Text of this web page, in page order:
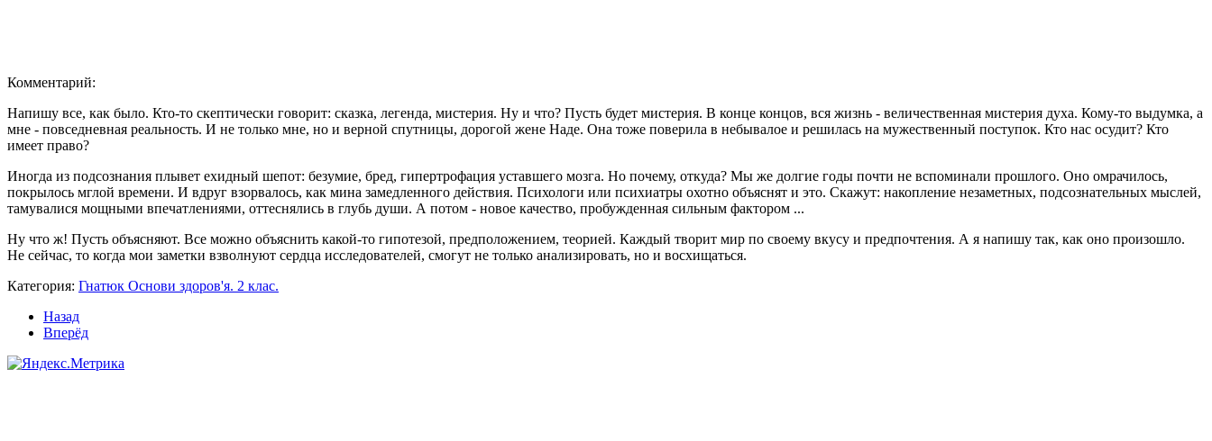
Комментарий:
Напишу все, как было. Кто-то скептически говорит: сказка, легенда, мистерия. Ну и что? Пусть будет мистерия. В конце концов, вся жизнь - величественная мистерия духа. Кому-то выдумка, а
мне - повседневная реальность. И не только мне, но и верной спутницы, дорогой жене Наде. Она тоже поверила в небывалое и решилась на мужественный поступок. Кто нас осудит? Кто
имеет право?
Иногда из подсознания плывет ехидный шепот: безумие, бред, гипертрофация уставшего мозга. Но почему, откуда? Мы же долгие годы почти не вспоминали прошлого. Оно омрачилось,
покрылось мглой времени. И вдруг взорвалось, как мина замедленного действия. Психологи или психиатры охотно объяснят и это. Скажут: накопление незаметных, подсознательных мыслей,
тамувалися мощными впечатлениями, оттеснялись в глубь души. А потом - новое качество, пробужденная сильным фактором ...
Ну что ж! Пусть объясняют. Все можно объяснить какой-то гипотезой, предположением, теорией. Каждый творит мир по своему вкусу и предпочтения. А я напишу так, как оно произошло.
Не сейчас, то когда мои заметки взволнуют сердца исследователей, смогут не только анализировать, но и восхищаться.
Категория: Гнатюк Основи здоров'я. 2 клас.
Назад
Вперёд